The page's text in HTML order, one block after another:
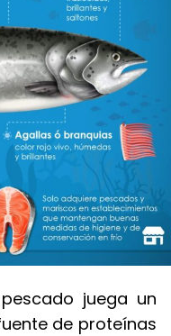
juega un
de proteínas